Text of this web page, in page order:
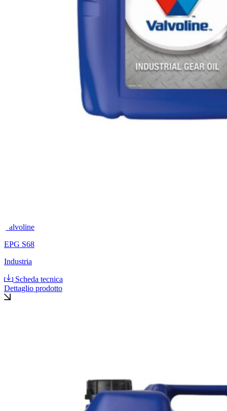
Valvoline
EPG S68
Industria
Scheda tecnica
Dettaglio prodotto